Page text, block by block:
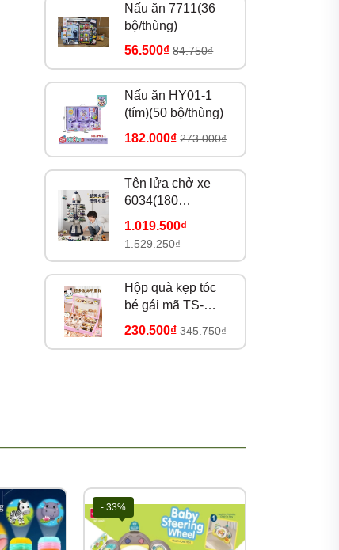
Nấu ăn 7711(36
bộ/thùng)
56.500₫ 84.750₫
Nấu ăn HY01-1
(tím)(50 bộ/thùng)
182.000₫ 273.000₫
Tên lửa chở xe
6034(180
bộ/thùng)
1.019.500₫
1.529.250₫
Hộp quà kẹp tóc
bé gái mã TS-
39A(25 bộ/thùng)
230.500₫ 345.750₫
- 33%